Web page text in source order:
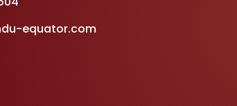
equator.com